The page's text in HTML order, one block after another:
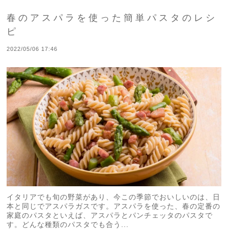
春のアスパラを使った簡単パスタのレシ
ピ
2022/05/06 17:46
イタリアでも旬の野菜があり、今この季節でおいしいのは、日
本と同じでアスパラガスです。アスパラを使った、春の定番の
家庭のパスタといえば、アスパラとパンチェッタのパスタで
す。どんな種類のパスタでも合う...